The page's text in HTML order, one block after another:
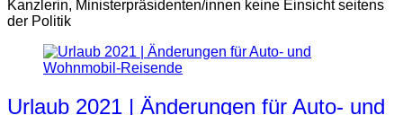
Kanzlerin, Ministerpräsidenten/innen keine Einsicht seitens
der Politik
Urlaub 2021 | Änderungen für Auto- und